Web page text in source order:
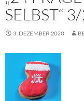
SELBST“
3. DEZEMBER 2020